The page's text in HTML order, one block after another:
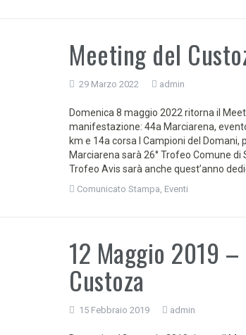
Meeting del
29 Marzo 2022 admin
Domenica 8 maggio 2022 ritorna il
manifestazione: 44a Marciarena,
km e 14a corsa I Campioni del Domani,
Marciarena sarà 26° Trofeo Comune di
Trofeo Avis sarà anche quest’anno
Comunicato Stampa Eventi
12 Maggio 2019
Custoza
15 Febbraio 2019 admin